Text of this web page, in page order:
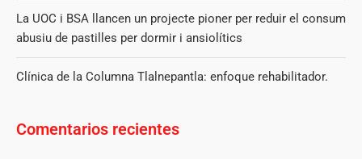
La UOC i BSA llancen un projecte pioner per reduir el consum
abusiu de pastilles per dormir i ansiolítics
Clínica de la Columna Tlalnepantla: enfoque rehabilitador.
Comentarios recientes